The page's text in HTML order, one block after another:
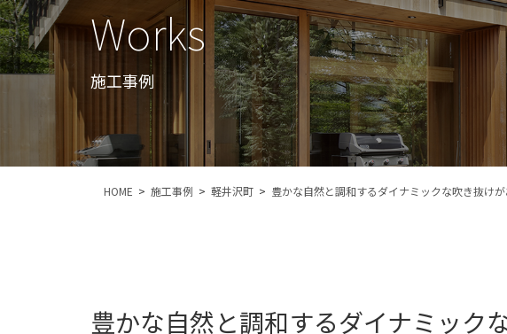
Works
施工事例
HOME 施工事例 軽井沢町 豊かな自然と調和するダイナミックな吹き抜け
豊かな自然と調和するダイナミック